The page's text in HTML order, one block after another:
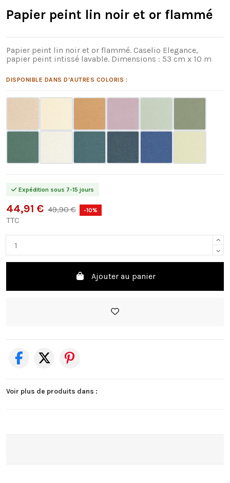
Papier peint lin noir et or flammé
Papier peint lin noir et or flammé. Caselio Elegance,
papier peint intissé lavable. Dimensions : 53 cm x 10 m
DISPONIBLE DANS D'AUTRES COLORIS :
Expédition sous 7-15 jours
44,91 € 49,90 € -10%
TTC
Ajouter au panier
Voir plus de produits dans :